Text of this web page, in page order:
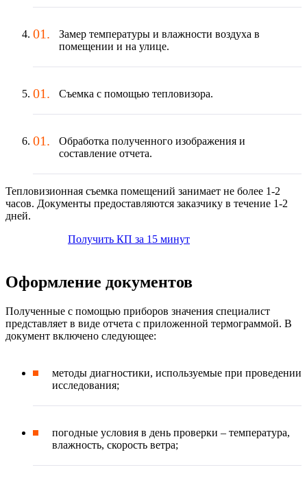
Замер температуры и влажности воздуха в
помещении и на улице.
Съемка с помощью тепловизора.
Обработка полученного изображения и
составление отчета.
Тепловизионная съемка помещений занимает не более 1-2
часов. Документы предоставляются заказчику в течение 1-2
дней.
Получить КП за 15 минут
Оформление документов
Полученные с помощью приборов значения специалист
представляет в виде отчета с приложенной термограммой. В
документ включено следующее:
методы диагностики, используемые при проведении
исследования;
погодные условия в день проверки – температура,
влажность, скорость ветра;